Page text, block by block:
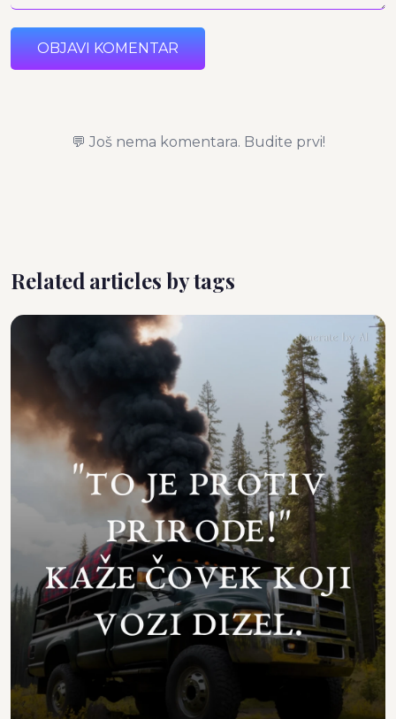
OBJAVI KOMENTAR
💬 Još nema komentara. Budite prvi!
Related articles by tags